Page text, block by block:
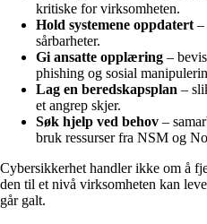
kritiske for virksomheten.
Hold systemene oppdatert –
sårbarheter.
Gi ansatte opplæring –
phishing og sosial
Lag en beredskapsplan –
et angrep skjer.
Søk hjelp ved behov –
bruk ressurser fra NSM og
Cybersikkerhet handler ikke om å
den til et nivå virksomheten kan
går galt.